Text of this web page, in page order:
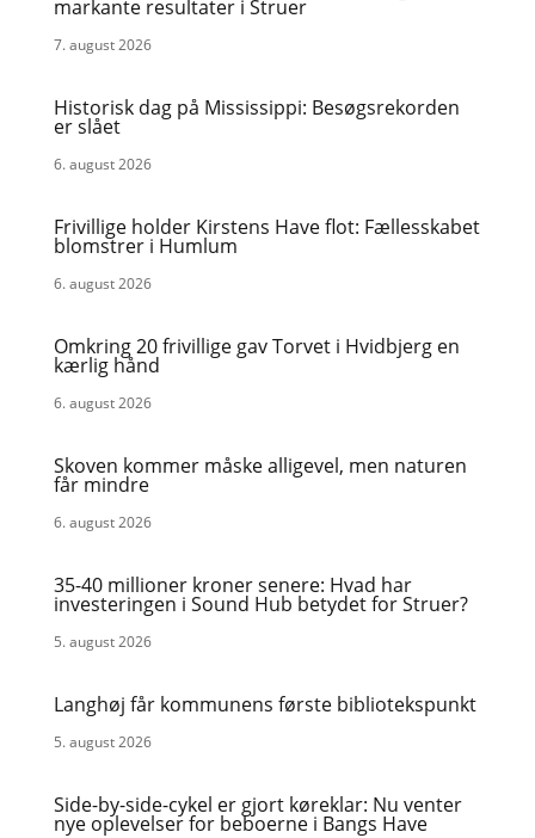
markante resultater i Struer
7. august 2026
Historisk dag på Mississippi: Besøgsrekorden
er slået
6. august 2026
Frivillige holder Kirstens Have flot: Fællesskabet
blomstrer i Humlum
6. august 2026
Omkring 20 frivillige gav Torvet i Hvidbjerg en
kærlig hånd
6. august 2026
Skoven kommer måske alligevel, men naturen
får mindre
6. august 2026
35-40 millioner kroner senere: Hvad har
investeringen i Sound Hub betydet for Struer?
5. august 2026
Langhøj får kommunens første bibliotekspunkt
5. august 2026
Side-by-side-cykel er gjort køreklar: Nu venter
nye oplevelser for beboerne i Bangs Have